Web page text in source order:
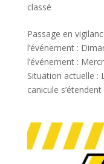
classé
Passage en
l’événement :
l’événement :
Situation actuelle :
canicule